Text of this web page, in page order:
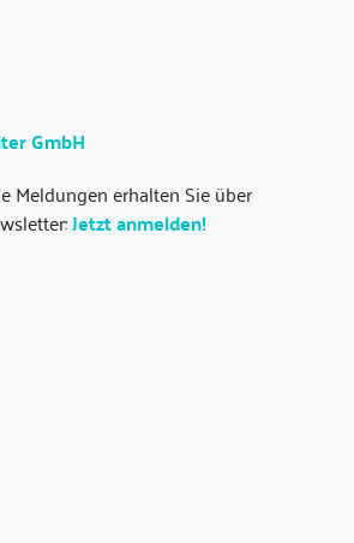
GmbH
Meldungen erhalten Sie über
Jetzt anmelden!